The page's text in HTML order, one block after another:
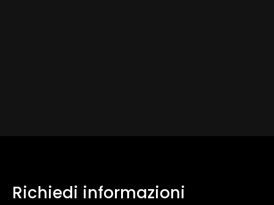
Richiedi informazioni